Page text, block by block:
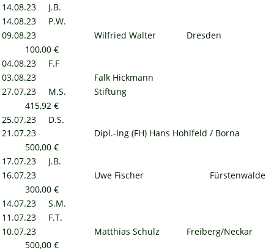
14.08.23
J.B.
14.08.23
P.W.
09.08.23
Wilfried Walter
Dresden
100,00 €
04.08.23
F.F
03.08.23
Falk Hickmann
27.07.23
M.S.
Stiftung
415,92 €
25.07.23
D.S.
21.07.23
Dipl.-Ing (FH) Hans Hohlfeld / Borna
500,00 €
17.07.23
J.B.
16.07.23
Uwe Fischer
Fürstenwalde
300,00 €
14.07.23
S.M.
11.07.23
F.T.
10.07.23
Matthias Schulz
Freiberg/Neckar
500,00 €